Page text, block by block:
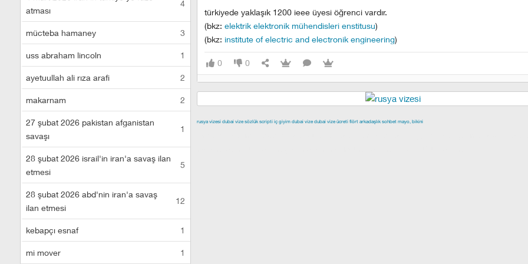
atması
4
mücteba hamaney 3
uss abraham lincoln 1
ayetuullah ali rıza arafi 2
makarnam 2
27 şubat 2026 pakistan afganistan
savaşı
1
28 şubat 2026 israil'in iran'a savaş ilan
etmesi
5
28 şubat 2026 abd'nin iran'a savaş
ilan etmesi
12
kebapçı esnaf 1
mi mover 1
türkiyede yaklaşık 1200 ieee üyesi öğrenci vardır.
(bkz: elektrik elektronik mühendisleri enstitusu)
(bkz: institute of electric and electronik engineering)
0 0
rusya vizesi dubai vize sözlük scripti iç giyim dubai vize dubai vize ücreti flört arkadaşlık sohbet mayo, bikini